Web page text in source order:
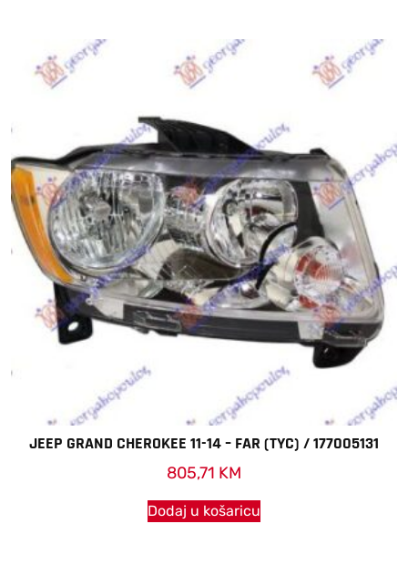
JEEP GRAND CHEROKEE 11-14 – FAR (TYC) / 177005131
805,71 KM
Dodaj u košaricu